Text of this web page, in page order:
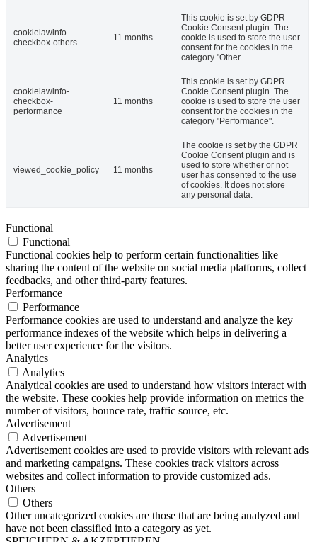
cookielawinfo-
checkbox-others
11 months
This cookie is set by GDPR
Cookie Consent plugin. The
cookie is used to store the user
consent for the cookies in the
category "Other.
cookielawinfo-
checkbox-
performance
11 months
This cookie is set by GDPR
Cookie Consent plugin. The
cookie is used to store the user
consent for the cookies in the
category "Performance".
viewed_cookie_policy 11 months
The cookie is set by the GDPR
Cookie Consent plugin and is
used to store whether or not
user has consented to the use
of cookies. It does not store
any personal data.
Functional
Functional
Functional cookies help to perform certain functionalities like
sharing the content of the website on social media platforms, collect
feedbacks, and other third-party features.
Performance
Performance
Performance cookies are used to understand and analyze the key
performance indexes of the website which helps in delivering a
better user experience for the visitors.
Analytics
Analytics
Analytical cookies are used to understand how visitors interact with
the website. These cookies help provide information on metrics the
number of visitors, bounce rate, traffic source, etc.
Advertisement
Advertisement
Advertisement cookies are used to provide visitors with relevant ads
and marketing campaigns. These cookies track visitors across
websites and collect information to provide customized ads.
Others
Others
Other uncategorized cookies are those that are being analyzed and
have not been classified into a category as yet.